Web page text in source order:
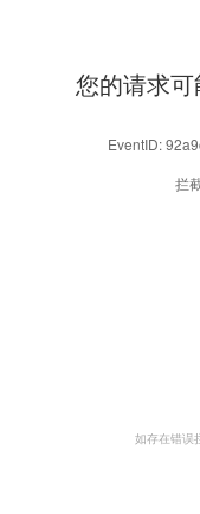
您的请求可
EventID:
拦
如存在错误